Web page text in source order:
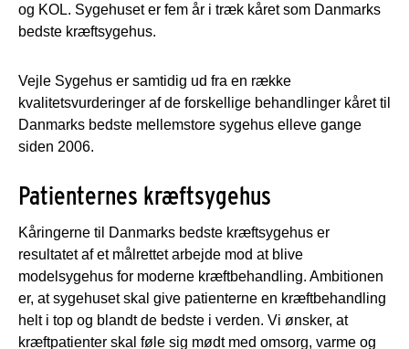
og KOL. Sygehuset er fem år i træk kåret som Danmarks
bedste kræftsygehus.
Vejle Sygehus er samtidig ud fra en række
kvalitetsvurderinger af de forskellige behandlinger kåret til
Danmarks bedste mellemstore sygehus elleve gange
siden 2006.
Patienternes kræftsygehus
Kåringerne til Danmarks bedste kræftsygehus er
resultatet af et målrettet arbejde mod at blive
modelsygehus for moderne kræftbehandling. Ambitionen
er, at sygehuset skal give patienterne en kræftbehandling
helt i top og blandt de bedste i verden. Vi ønsker, at
kræftpatienter skal føle sig mødt med omsorg, varme og